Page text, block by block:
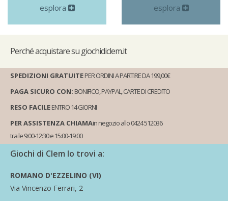
esplora esplora
Perchéacquistare su giochidiclem.it
SPEDIZIONI GRATUITEPER ORDINI A PARTIRE DA 199,00€
PAGA SICURO CON: BONIFICO, PAYPAL, CARTE DI CREDITO
RESO FACILEENTRO 14 GIORNI
PER ASSISTENZA CHIAMAin negozio allo 0424 512036
tra le 9:00-12:30 e 15:00-19:00
Giochi di Clem lo trovi a:
ROMANO D'EZZELINO (VI)
Via Vincenzo Ferrari, 2